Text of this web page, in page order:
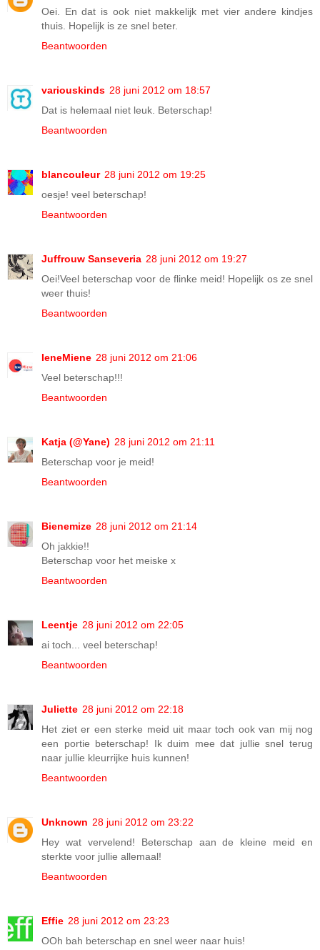
Oei. En dat is ook niet makkelijk met vier andere kindjes
thuis. Hopelijk is ze snel beter.
Beantwoorden
variouskinds 28 juni 2012 om 18:57
Dat is helemaal niet leuk. Beterschap!
Beantwoorden
blancouleur 28 juni 2012 om 19:25
oesje! veel beterschap!
Beantwoorden
Juffrouw Sanseveria 28 juni 2012 om 19:27
Oei!Veel beterschap voor de flinke meid! Hopelijk os ze snel
weer thuis!
Beantwoorden
IeneMiene 28 juni 2012 om 21:06
Veel beterschap!!!
Beantwoorden
Katja (@Yane) 28 juni 2012 om 21:11
Beterschap voor je meid!
Beantwoorden
Bienemize 28 juni 2012 om 21:14
Oh jakkie!!
Beterschap voor het meiske x
Beantwoorden
Leentje 28 juni 2012 om 22:05
ai toch... veel beterschap!
Beantwoorden
Juliette 28 juni 2012 om 22:18
Het ziet er een sterke meid uit maar toch ook van mij nog
een portie beterschap! Ik duim mee dat jullie snel terug
naar jullie kleurrijke huis kunnen!
Beantwoorden
Unknown 28 juni 2012 om 23:22
Hey wat vervelend! Beterschap aan de kleine meid en
sterkte voor jullie allemaal!
Beantwoorden
Effie 28 juni 2012 om 23:23
OOh bah beterschap en snel weer naar huis!